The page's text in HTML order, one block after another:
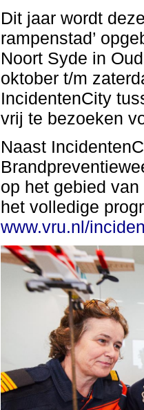
Dit jaar wordt
rampenstad’
Noort Syde in
oktober t/m
IncidentenCity
vrij te bezoeken
Naast
op het gebied
het volledige
www.vru.nl/